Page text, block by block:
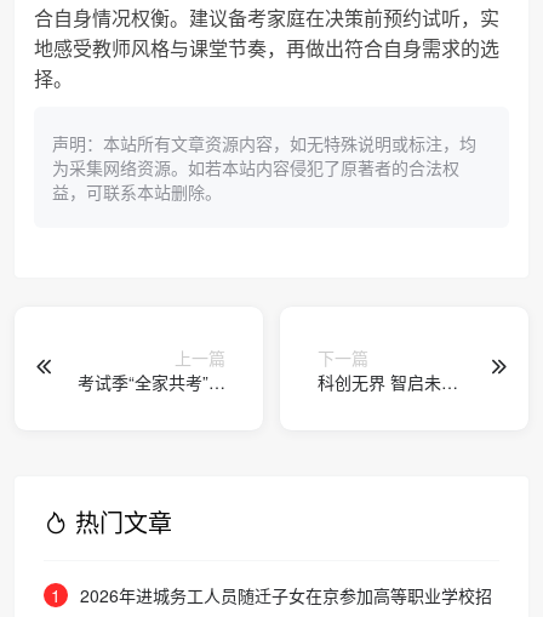
合自身情况权衡。建议备考家庭在决策前预约试听，实
地感受教师风格与课堂节奏，再做出符合自身需求的选
择。
声明：本站所有文章资源内容，如无特殊说明或标注，均
为采集网络资源。如若本站内容侵犯了原著者的合法权
益，可联系本站删除。
上一篇
考试季“全家共考”压
下一篇
科创无界 智启未来
热门文章
1
2026年进城务工人员随迁子女在京参加高等职业学校招